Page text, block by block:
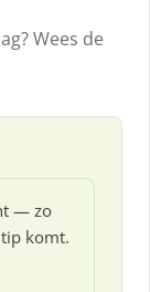
Wees de
— zo
komt.